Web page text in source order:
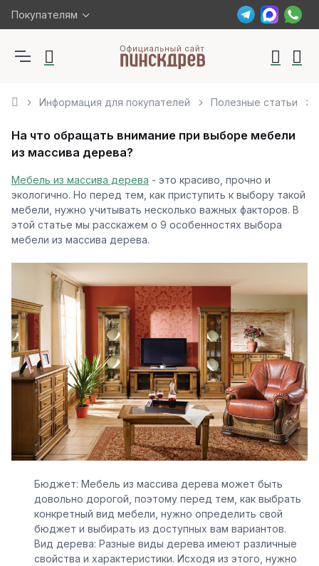
Покупателям
Информация для покупателей Полезные статьи
На что обращать внимание при выборе мебели
из массива дерева?
Мебель из массива дерева - это красиво, прочно и
экологично. Но перед тем, как приступить к выбору такой
мебели, нужно учитывать несколько важных факторов. В
этой статье мы расскажем о 9 особенностях выбора
мебели из массива дерева.
Бюджет: Мебель из массива дерева может быть
довольно дорогой, поэтому перед тем, как выбрать
конкретный вид мебели, нужно определить свой
бюджет и выбирать из доступных вам вариантов.
Вид дерева: Разные виды дерева имеют различные
свойства и характеристики. Исходя из этого, нужно